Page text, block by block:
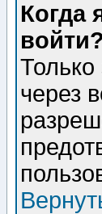
Когда
войти?
Только
через